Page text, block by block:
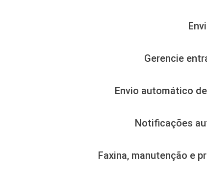
Gerencie
Envio automático
Notificações
Faxina, manutenção e